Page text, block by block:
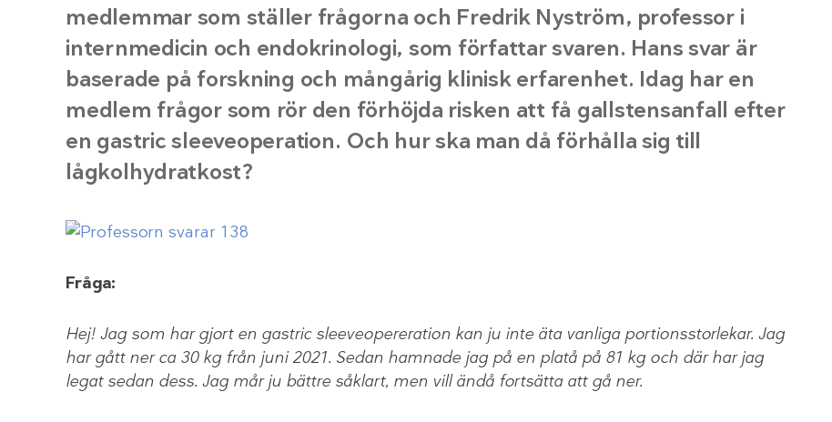
medlemmar som ställer frågorna och Fredrik Nyström, professor i
internmedicin och endokrinologi, som författar svaren. Hans svar är
baserade på forskning och mångårig klinisk erfarenhet. Idag har en
medlem frågor som rör den förhöjda risken att få gallstensanfall efter
en gastric sleeveoperation. Och hur ska man då förhålla sig till
lågkolhydratkost?
Fråga:
Hej! Jag som har gjort en gastric sleeveopereration kan ju inte äta vanliga portionsstorlekar. Jag
har gått ner ca 30 kg från juni 2021. Sedan hamnade jag på en platå på 81 kg och där har jag
legat sedan dess. Jag mår ju bättre såklart, men vill ändå fortsätta att gå ner.